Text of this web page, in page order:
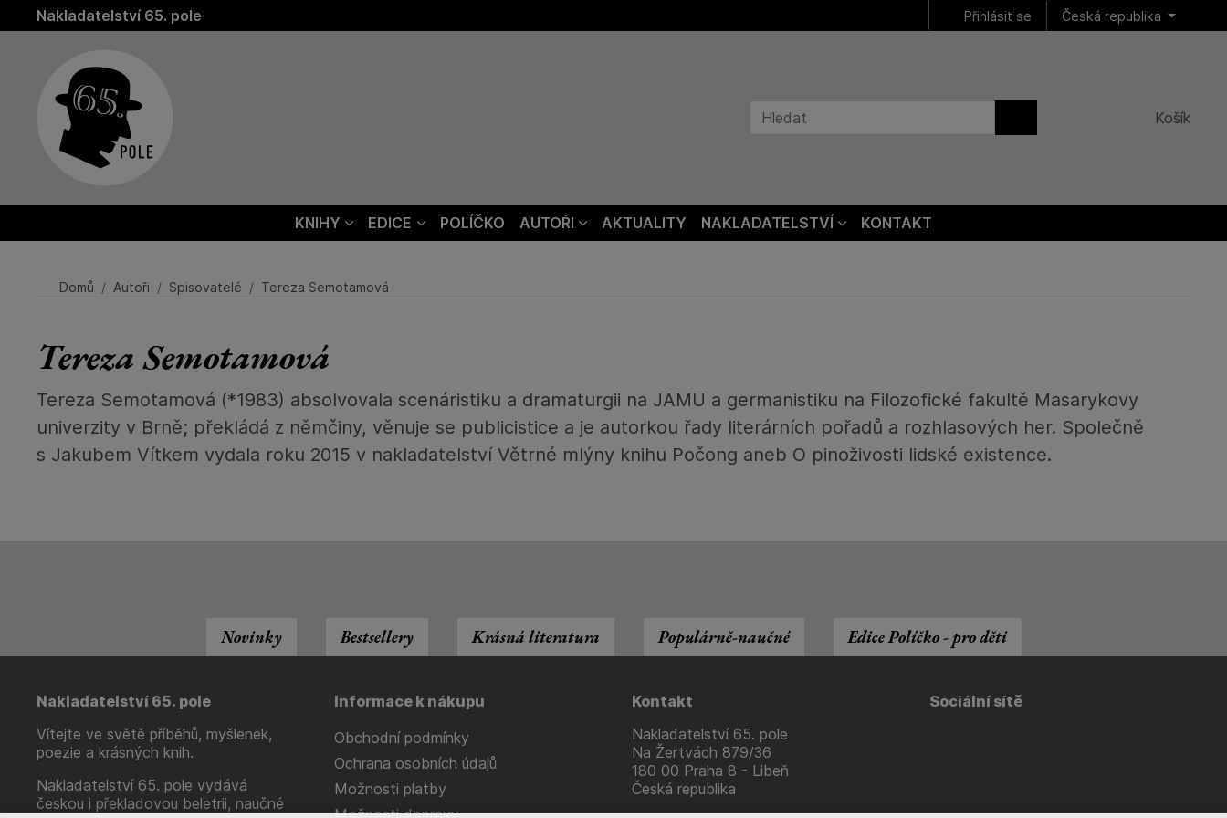
Nakladatelství 65. pole Přihlásit se Česká republika
Košík
KNIHY EDICE POLÍČKO AUTOŘI AKTUALITY NAKLADATELSTVÍ KONTAKT
Domů Autoři Spisovatelé Tereza Semotamová
Tereza Semotamová
Tereza Semotamová (*1983) absolvovala scenáristiku a dramaturgii na JAMU a germanistiku na Filozofické fakultě Masarykovy
univerzity v Brně; překládá z němčiny, věnuje se publicistice a je autorkou řady literárních pořadů a rozhlasových her. Společně
s Jakubem Vítkem vydala roku 2015 v nakladatelství Větrné mlýny knihu Počong aneb O pinoživosti lidské existence.
Novinky Bestsellery Krásná literatura Populárně-naučné Edice Políčko - pro děti
Nakladatelství 65. pole
Vítejte ve světě příběhů, myšlenek,
poezie a krásných knih.
Nakladatelství 65. pole vydává
českou i překladovou beletrii, naučné
Informace k nákupu
Obchodní podmínky
Ochrana osobních údajů
Možnosti platby
Možnosti dopravy
Kontakt
Nakladatelství 65. pole
Na Žertvách 879/36
180 00 Praha 8 - Libeň
Česká republika
Sociální sítě